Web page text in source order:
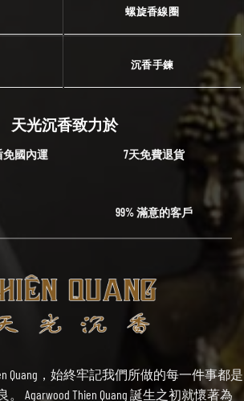
螺旋香線圈
沉香手鍊
天光沉香致力於
免國內運
7天免費退貨
99% 滿意的客戶
Quang，始終牢記我們所做的每一件事都是
Agarwood Thien Quang 誕生之初就懷著為